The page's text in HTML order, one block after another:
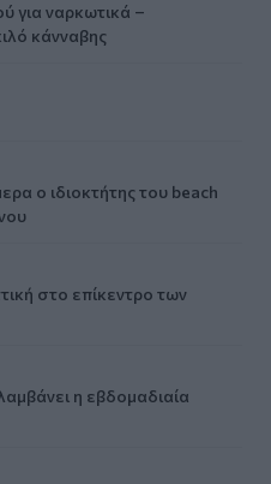
για ναρκωτικά –
κάνναβης
ο ιδιοκτήτης του beach
στο επίκεντρο των
η εβδομαδιαία